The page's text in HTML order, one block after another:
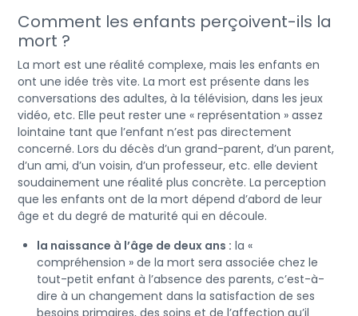
Comment les enfants perçoivent-ils la
mort ?
La mort est une réalité complexe, mais les enfants en
ont une idée très vite. La mort est présente dans les
conversations des adultes, à la télévision, dans les jeux
vidéo, etc. Elle peut rester une « représentation » assez
lointaine tant que l’enfant n’est pas directement
concerné. Lors du décès d’un grand-parent, d’un parent,
d’un ami, d’un voisin, d’un professeur, etc. elle devient
soudainement une réalité plus concrète. La perception
que les enfants ont de la mort dépend d’abord de leur
âge et du degré de maturité qui en découle.
la naissance à l’âge de deux ans : la «
compréhension » de la mort sera associée chez le
tout-petit enfant à l’absence des parents, c’est-à-
dire à un changement dans la satisfaction de ses